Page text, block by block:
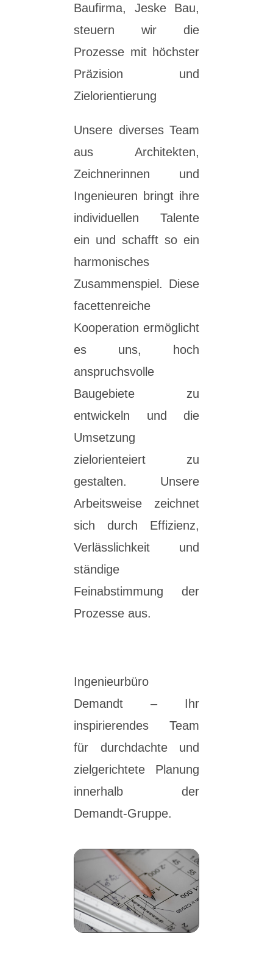
Baufirma, Jeske Bau,
steuern wir die
Prozesse mit höchster
Präzision und
Zielorientierung
Unsere diverses Team
aus Architekten,
Zeichnerinnen und
Ingenieuren bringt ihre
individuellen Talente
ein und schafft so ein
harmonisches
Zusammenspiel. Diese
facettenreiche
Kooperation ermöglicht
es uns, hoch
anspruchsvolle
Baugebiete zu
entwickeln und die
Umsetzung
zielorienteiert zu
gestalten. Unsere
Arbeitsweise zeichnet
sich durch Effizienz,
Verlässlichkeit und
ständige
Feinabstimmung der
Prozesse aus.
Ingenieurbüro
Demandt – Ihr
inspirierendes Team
für durchdachte und
zielgerichtete Planung
innerhalb der
Demandt-Gruppe.